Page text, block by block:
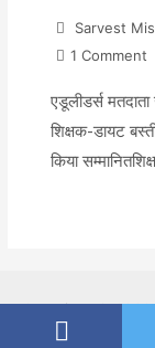
Sarvest
1Comment
एडूलीडर्स
शिक्षक-डायट
किया
Copyright © 2026